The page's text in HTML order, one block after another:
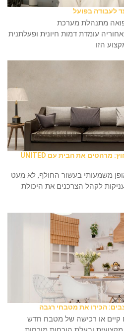
בפועל
מתנהלת מערכת
עומדת דמות חיונית ופעלתנית
הזו
ספות, כורסאות ואפילו ריהוט חוץ: מרהטים את הבית עם UNITED
משמעותי בעשור החולף, לא מעט
לקהל הצרכנים את היכולת
הכירו את מטבחי רגבה
או רכישה של מטבח חדש